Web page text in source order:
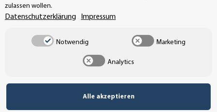
UNSER AFFILIATE-PROGRAMM
UNSERE ZAHLUNGSARTEN*
zulassen wollen.
Datenschutzerklärung Impressum
Notwendig Marketing
Analytics
Alle akzeptieren